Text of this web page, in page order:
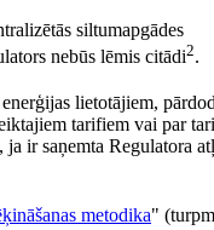
siltumapgādes
nebūs lēmis citādi2.
lietotājiem,
tarifiem vai par
ir saņemta Regulatora
metodika"